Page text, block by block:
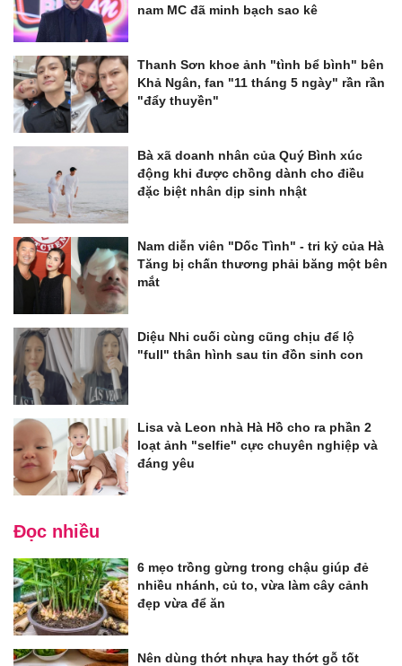
nam MC đã minh bạch sao kê
Thanh Sơn khoe ảnh "tình bể bình" bên
Khả Ngân, fan "11 tháng 5 ngày" rần rần
"đẩy thuyền"
Bà xã doanh nhân của Quý Bình xúc
động khi được chồng dành cho điều
đặc biệt nhân dịp sinh nhật
Nam diễn viên "Dốc Tình" - tri kỷ của Hà
Tăng bị chấn thương phải băng một bên
mắt
Diệu Nhi cuối cùng cũng chịu để lộ
"full" thân hình sau tin đồn sinh con
Lisa và Leon nhà Hà Hồ cho ra phần 2
loạt ảnh "selfie" cực chuyên nghiệp và
đáng yêu
Đọc nhiều
6 mẹo trồng gừng trong chậu giúp đẻ
nhiều nhánh, củ to, vừa làm cây cảnh
đẹp vừa để ăn
Nên dùng thớt nhựa hay thớt gỗ tốt